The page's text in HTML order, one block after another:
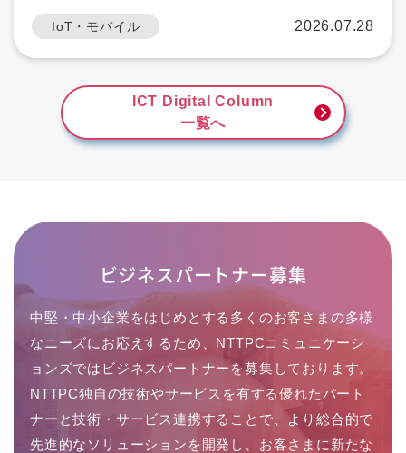
IoT・モバイル 2026.07.28
ICT Digital Column
一覧へ
ビジネスパートナー募集
中堅・中小企業をはじめとする多くのお客さまの多様
なニーズにお応えするため、NTTPCコミュニケーシ
ョンズではビジネスパートナーを募集しております。
NTTPC独自の技術やサービスを有する優れたパート
ナーと技術・サービス連携することで、より総合的で
先進的なソリューションを開発し、お客さまに新たな